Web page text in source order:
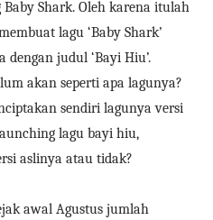
Shark. Oleh karena itulah
lagu ‘Baby Shark’
dengan judul ‘Bayi Hiu’.
akan seperti apa lagunya?
sendiri lagunya versi
lagu bayi hiu,
aslinya atau tidak?
awal Agustus jumlah